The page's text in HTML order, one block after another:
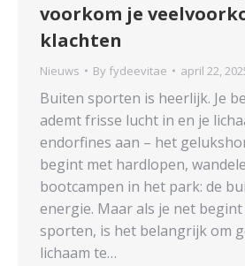
voorkom je
klachten
Nieuws By fydeevitae april 22,
Buiten sporten is heerlijk. Je
ademt frisse lucht in en je
endorfines aan – het
begint met hardlopen,
bootcampen in het park: de
energie. Maar als je net
sporten, is het belangrijk om
lichaam te…